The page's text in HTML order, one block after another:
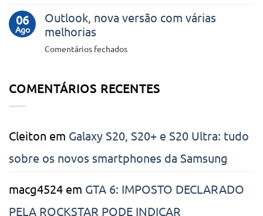
Digital
seu
vai
Windows!
06
Ago
Outlook, nova versão com várias
melhorias
Comentários fechadosem
versão
COMENTÁRIOS RECENTES
Cleiton em Galaxy S20, S20+ e S20 Ultra: tudo
sobre os novos smartphones da Samsung
macg4524 em GTA 6: IMPOSTO DECLARADO
PELA ROCKSTAR PODE INDICAR